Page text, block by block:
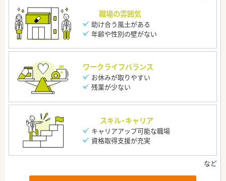
職場の雰囲気
助け合う風土がある
年齢や性別の壁がない
ワークライフバランス
お休みが取りやすい
残業が少ない
スキル・キャリア
キャリアアップ可能な職場
資格取得支援が充実